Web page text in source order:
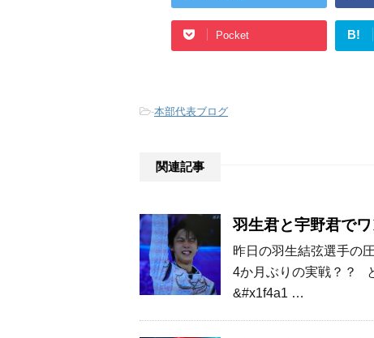
Pocket B!
-本部代表ブログ
関連記事
羽生君と宇野君で
昨日の羽生結弦選手の
4か月ぶりの実戦？？
&#x1f4a1 …